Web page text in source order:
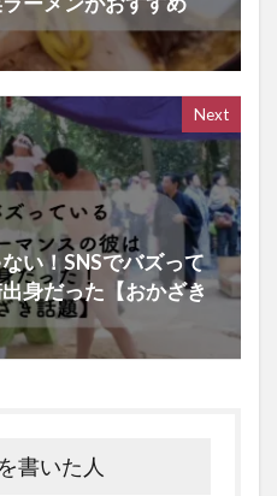
Next
い！SNSでバズって
身だった【おかざき
書いた人